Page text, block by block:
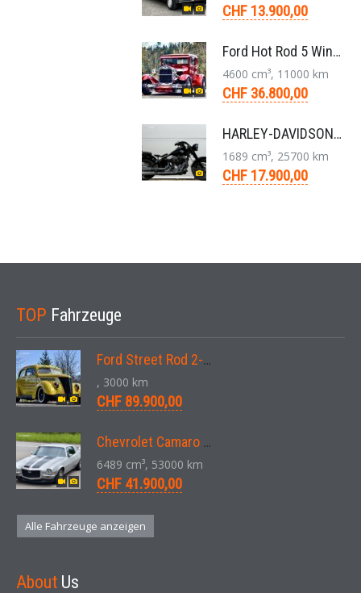
CHF 13.900,00
Ford Hot Rod 5 Window 283 V8 4-Gang 1929
4600 cm³, 11000 km
CHF 36.800,00
HARLEY-DAVIDSON FLS Softail Slim ABS Chopper 6-Gang 2013
1689 cm³, 25700 km
CHF 17.900,00
TOP Fahrzeuge
Ford Street Rod 2-Door V8 Aut. 1937
, 3000 km
CHF 89.900,00
Chevrolet Camaro SS 396 LS3 Coupe Aut. 1971
6489 cm³, 53000 km
CHF 41.900,00
Alle Fahrzeuge anzeigen
About Us